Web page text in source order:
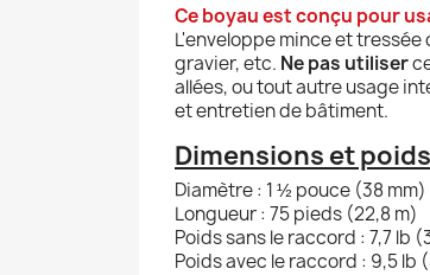
Ce boyau est conçu pour
L'enveloppe mince et
gravier, etc. Ne pas utiliser
allées, ou tout autre usage
et entretien de bâtiment.
Dimensions et
Diamètre : 1 ½ pouce (38 mm)
Longueur : 75 pieds (22,8 m)
Poids sans le raccord : 7,7 lb
Poids avec le raccord : 9,5 lb